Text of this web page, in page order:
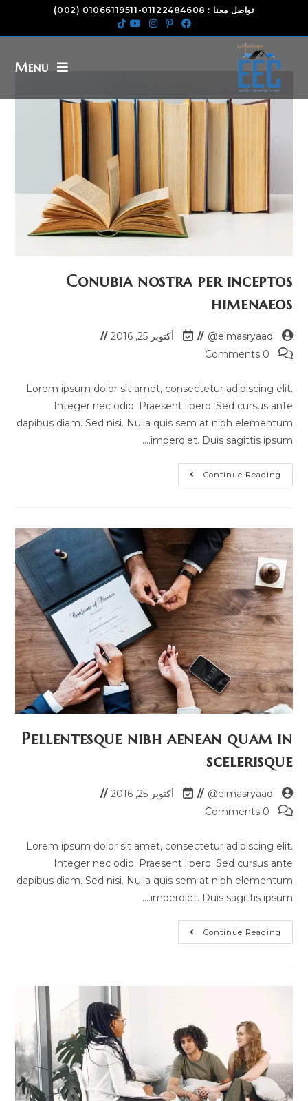
تواصل معنا : 01122484608-01066119511 (002)
Menu
Conubia nostra per inceptos
himenaeos
elmasryaad@
أكتوبر 25, 2016
0 Comments
Lorem ipsum dolor sit amet, consectetur adipiscing elit.
Integer nec odio. Praesent libero. Sed cursus ante
dapibus diam. Sed nisi. Nulla quis sem at nibh elementum
imperdiet. Duis sagittis ipsum.…
Continue Reading
Pellentesque nibh aenean quam in
scelerisque
elmasryaad@
أكتوبر 25, 2016
0 Comments
Lorem ipsum dolor sit amet, consectetur adipiscing elit.
Integer nec odio. Praesent libero. Sed cursus ante
dapibus diam. Sed nisi. Nulla quis sem at nibh elementum
imperdiet. Duis sagittis ipsum.…
Continue Reading